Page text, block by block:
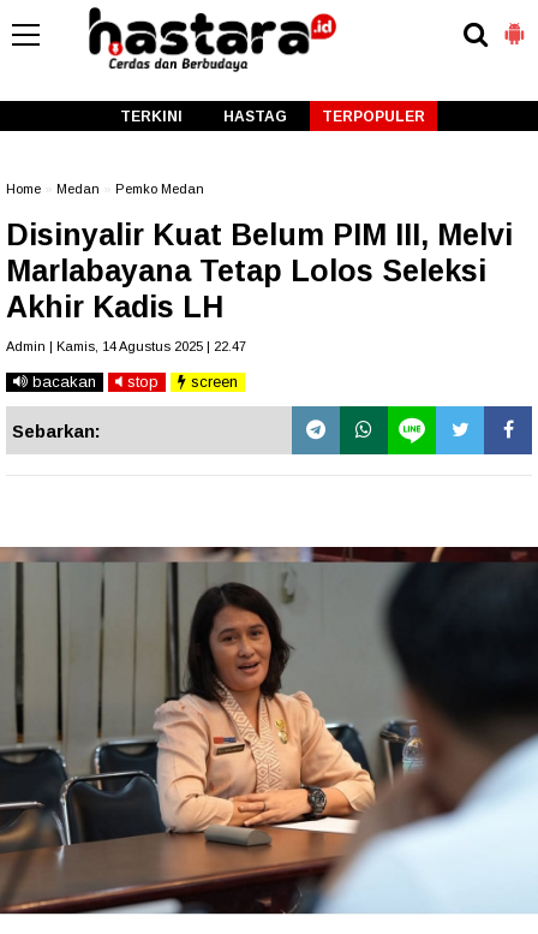
TERKINI HASTAG TERPOPULER
Home Medan Pemko Medan
Disinyalir Kuat Belum PIM III, Melvi
Marlabayana Tetap Lolos Seleksi
Akhir Kadis LH
Admin | Kamis, 14 Agustus 2025 | 22.47
bacakan stop screen
Sebarkan: